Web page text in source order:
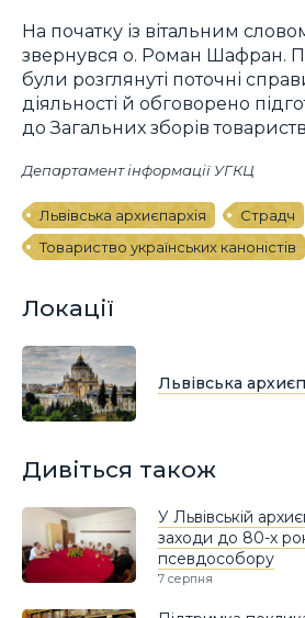
На початку із вітальним
звернувся о. Роман Шафран.
були розглянуті поточні
діяльності й обговорено
до Загальних зборів
Департамент інформації УГКЦ
Львівська архиєпархія
Страдч
Товариство українських каноністів
Локації
Львівська
Дивіться також
У Львівській
заходи до 80-х
псевдособору
7 серпня